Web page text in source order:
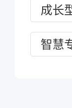
成长
智慧